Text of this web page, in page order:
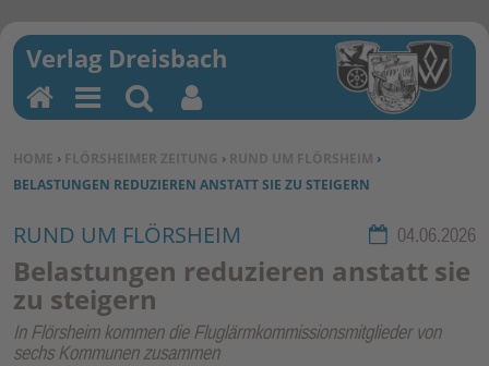
SIE BEFINDEN SICH HIER:
HOME › FLÖRSHEIMER ZEITUNG › RUND UM FLÖRSHEIM ›
BELASTUNGEN REDUZIEREN ANSTATT SIE ZU STEIGERN
Rubrik:
RUND UM FLÖRSHEIM 04.06.2026
Belastungen reduzieren anstatt sie
zu steigern
In Flörsheim kommen die Fluglärmkommissionsmitglieder von
sechs Kommunen zusammen
H
o
m
M
en
u
Su
ch
en
Be
nu
tz
un
kti
on
en